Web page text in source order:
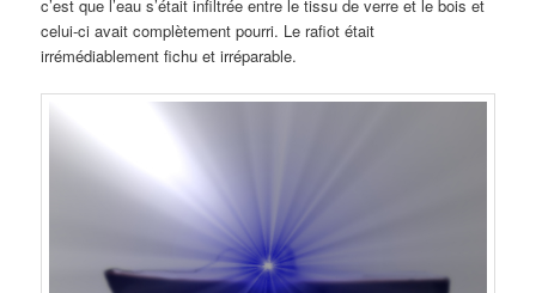
c’est que l’eau s’était infiltrée entre le tissu de verre et le bois et
celui-ci avait complètement pourri. Le rafiot était
irrémédiablement fichu et irréparable.